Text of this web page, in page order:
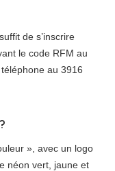
de s’inscrire
le code RFM au
au 3916
», avec un logo
néon vert, jaune et